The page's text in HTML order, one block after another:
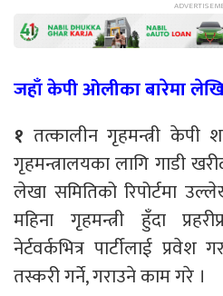
जहाँ केपी ओलीका बारेमा
१ तत्कालीन गृहमन्त्री केपी
गृहमन्त्रालयका लागि गाडी
लेखा समितिको रिपोर्टमा
महिना गृहमन्त्री हुँदा
नेर्टवर्कभित्र पार्टीलाई
तस्करी गर्ने, गराउने काम गरे ।